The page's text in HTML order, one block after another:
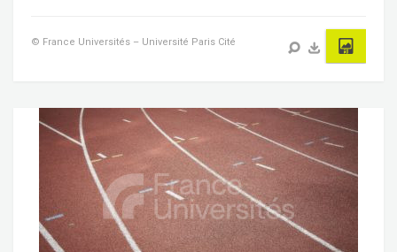
© France Universités – Université Paris Cité